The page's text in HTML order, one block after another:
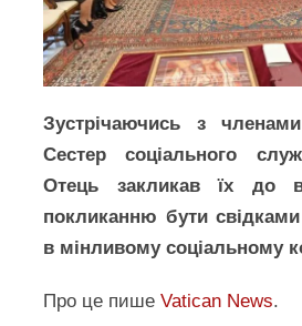
Зустрічаючись з
Сестер соціального
Отець закликав їх до
покликанню бути свідками
в мінливому соціальному
Про це пишеVatican News.